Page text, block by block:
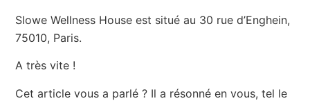
Slowe Wellness House est situé au 30 rue d’Enghein,
75010, Paris.
A très vite !
Cet article vous a parlé ? Il a résonné en vous, tel le